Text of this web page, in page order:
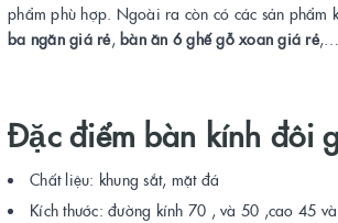
phẩm phù hợp. Ngoài ra còn có các sản phẩm
ba ngăn giá rẻ, bàn ăn 6 ghế gỗ xoan giá rẻ,…
Đặc điểm bàn kính đôi
Chất liệu: khung sắt, mặt đá
Kích thước: đường kính 70 , và 50 ,cao 45